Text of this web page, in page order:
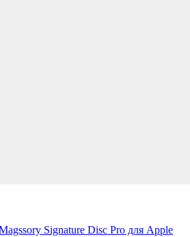
Signature Disc Pro для Apple